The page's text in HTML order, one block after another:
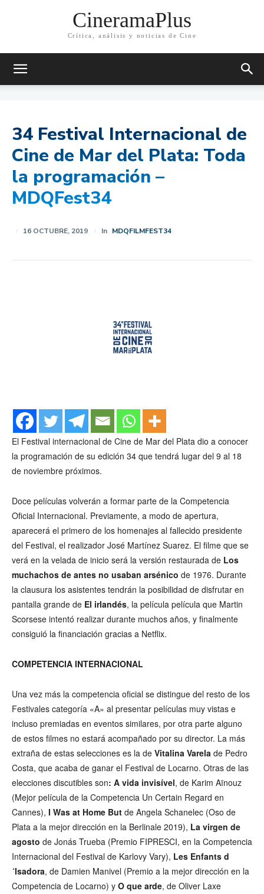
CineramaPlus
Crítica, análisis y noticias de Cine
34 Festival Internacional de
Cine de Mar del Plata: Toda
la programación –
MDQFest34
16 OCTUBRE, 2019 In MDQFILMFEST34
El Festival internacional de Cine de Mar del Plata dio a conocer
la programación de su edición 34 que tendrá lugar del 9 al 18
de noviembre próximos.
Doce películas volverán a formar parte de la Competencia
Oficial Internacional. Previamente, a modo de apertura,
aparecerá el primero de los homenajes al fallecido presidente
del Festival, el realizador José Martínez Suarez. El filme que se
verá en la velada de inicio será la versión restaurada de Los
muchachos de antes no usaban arsénico de 1976. Durante
la clausura los asistentes tendrán la posibilidad de disfrutar en
pantalla grande de El irlandés, la película película que Martin
Scorsese intentó realizar durante muchos años, y finalmente
consiguió la financiación gracias a Netflix.
COMPETENCIA INTERNACIONAL
Una vez más la competencia oficial se distingue del resto de los
Festivales categoría «A» al presentar películas muy vistas e
incluso premiadas en eventos similares, por otra parte alguno
de estos filmes no estará acompañado por su director. La más
extraña de estas selecciones es la de Vitalina Varela de Pedro
Costa, que acaba de ganar el Festival de Locarno. Otras de las
elecciones discutibles son: A vida invisível, de Karim Aïnouz
(Mejor película de la Competencia Un Certain Regard en
Cannes), I Was at Home But de Angela Schanelec (Oso de
Plata a la mejor dirección en la Berlinale 2019), La virgen de
agosto de Jonás Trueba (Premio FIPRESCI, en la Competencia
Internacional del Festival de Karlovy Vary), Les Enfants d
´Isadora, de Damien Manivel (Premio a la mejor dirección en la
Competencia de Locarno) y O que arde, de Oliver Laxe